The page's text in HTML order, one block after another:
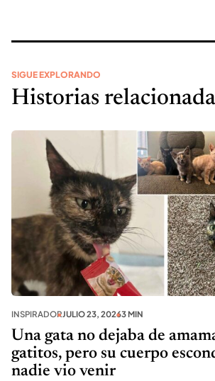
SIGUE EXPLORANDO
Historias
INSPIRADORJULIO 23, 20263 MIN
Una gata no dejaba de
gatitos, pero su cuerpo
nadie vio venir